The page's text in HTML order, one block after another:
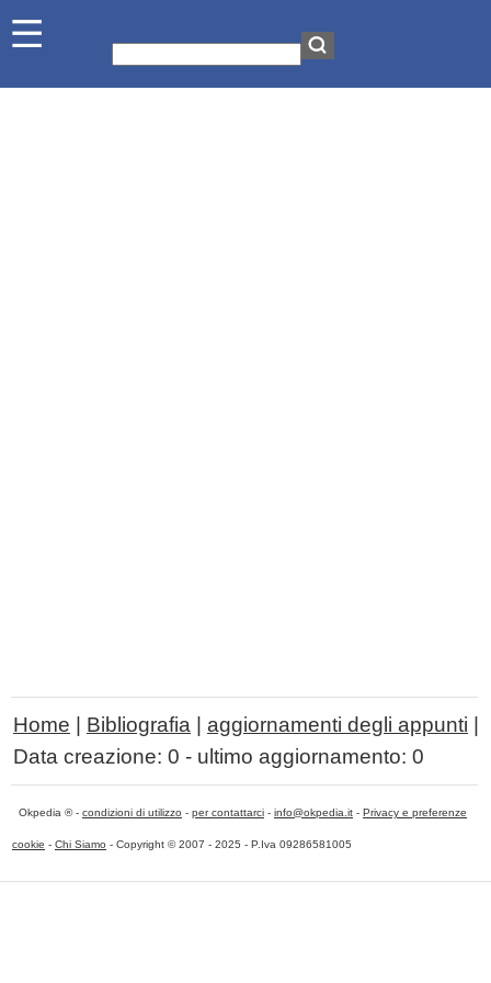
Home Bibliografia aggiornamenti degli appunti
Data creazione: 0 - ultimo aggiornamento: 0
Okpedia ® - condizioni di utilizzo - per contattarci - info@okpedia.it - Privacy e preferenze
cookie - Chi Siamo - Copyright © 2007 - 2025 - P.Iva 09286581005